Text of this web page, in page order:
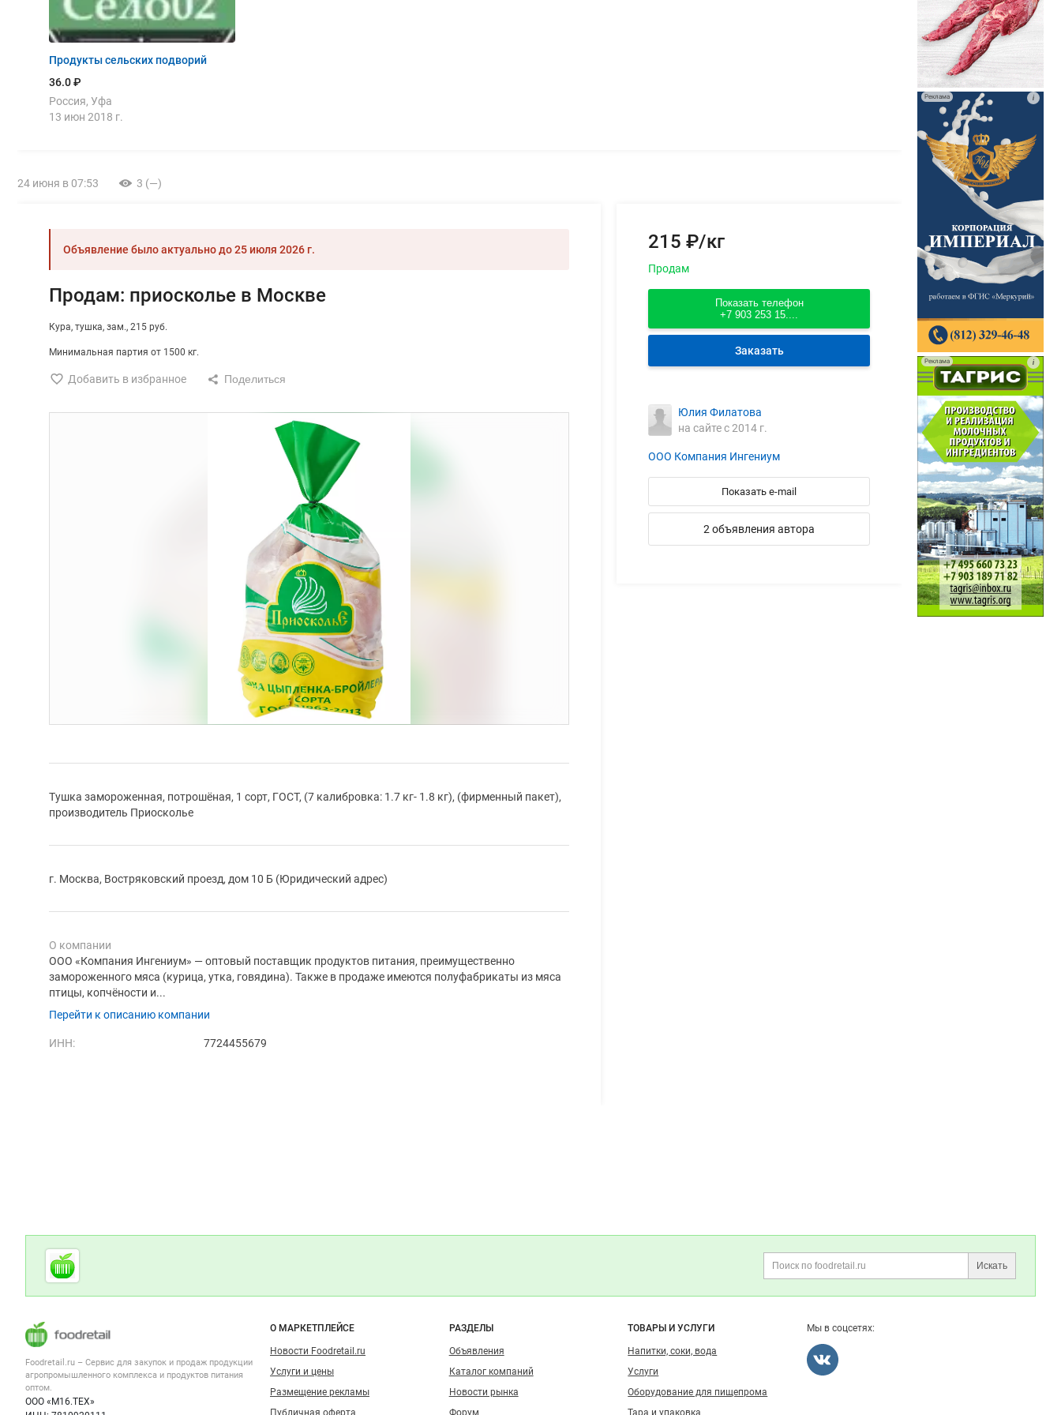
Продукты сельских подворий
36.0 ₽
Россия, Уфа
13 июн 2018 г.
24 июня в 07:53 3 (—)
Объявление было актуально до25 июля 2026 г.
Продам: приосколье в Москве
Кура тушка зам. 215 руб.
Минимальная партия от 1500 кг.
Добавить в избранное
Тушка замороженная, потрошёная, 1 сорт, ГОСТ, (7 калибровка: 1.7 кг- 1.8 кг), (фирменный пакет),
производитель Приосколье
г. Москва, Востряковский проезд, дом 10 Б (Юридический адрес)
О компании
ООО «Компания Ингениум» — оптовый поставщик продуктов питания, преимущественно
замороженного мяса (курица, утка, говядина). Также в продаже имеются полуфабрикаты из мяса
птицы, копчёности и...
Перейти к описанию компании
ИНН: 7724455679
215 ₽/кг
Продам
Показать телефон
+7 903 253 15....
Заказать
Юлия Филатова
на сайте с 2014 г.
ООО Компания Ингениум
Показать e-mail
2 объявления автора
Реклама i
Реклама i
Дополнительная информация
Искать
Cсылки на полезные проекты
Foodretail.ru
— продукты
Важные разделы и контакты
Foodretail.ru – Сервис для закупок и продаж продукции
агропромышленного комплекса и продуктов питания
оптом.
ООО «М16.ТЕХ»
Навигация по сайту
О МАРКЕТПЛЕЙСЕ
Новости Foodretail.ru
Услуги и цены
Размещение рекламы
Публичная оферта
РАЗДЕЛЫ
Объявления
Каталог компаний
Новости рынка
Форум
ТОВАРЫ И УСЛУГИ
Напитки, соки, вода
Услуги
Оборудование для пищепрома
Тара и упаковка
Мы в соцсетях: